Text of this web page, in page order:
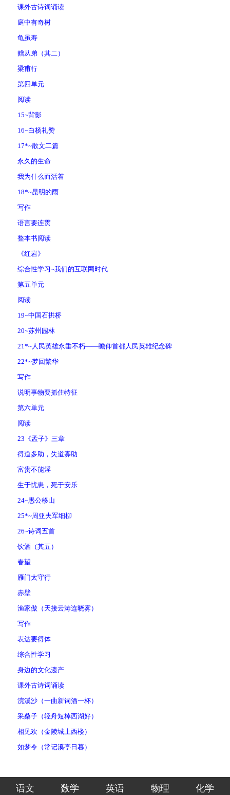
课外古诗词诵读
庭中有奇树
龟虽寿
赠从弟（其二）
梁甫行
第四单元
阅读
15~背影
16~白杨礼赞
17*~散文二篇
永久的生命
我为什么而活着
18*~昆明的雨
写作
语言要连贯
整本书阅读
《红岩》
综合性学习~我们的互联网时代
第五单元
阅读
19~中国石拱桥
20~苏州园林
21*~人民英雄永垂不朽——瞻仰首都人民英雄纪念碑
22*~梦回繁华
写作
说明事物要抓住特征
第六单元
阅读
23《孟子》三章
得道多助，失道寡助
富贵不能淫
生于忧患，死于安乐
24~愚公移山
25*~周亚夫军细柳
26~诗词五首
饮酒（其五）
春望
雁门太守行
赤壁
渔家傲（天接云涛连晓雾）
写作
表达要得体
综合性学习
身边的文化遗产
课外古诗词诵读
浣溪沙（一曲新词酒一杯）
采桑子（轻舟短棹西湖好）
相见欢（金陵城上西楼）
如梦令（常记溪亭日暮）
语文 数学 英语 物理 化学